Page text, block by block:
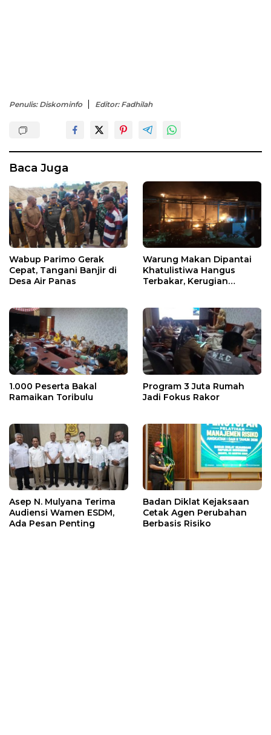
Penulis: Diskominfo Editor: Fadhilah
Baca Juga
Wabup Parimo Gerak
Cepat, Tangani Banjir di
Desa Air Panas
Warung Makan Dipantai
Khatulistiwa Hangus
Terbakar, Kerugian
1.000 Peserta Bakal
Ramaikan Toribulu
Program 3 Juta Rumah
Jadi Fokus Rakor
Asep N. Mulyana Terima
Audiensi Wamen ESDM,
Ada Pesan Penting
Badan Diklat Kejaksaan
Cetak Agen Perubahan
Berbasis Risiko